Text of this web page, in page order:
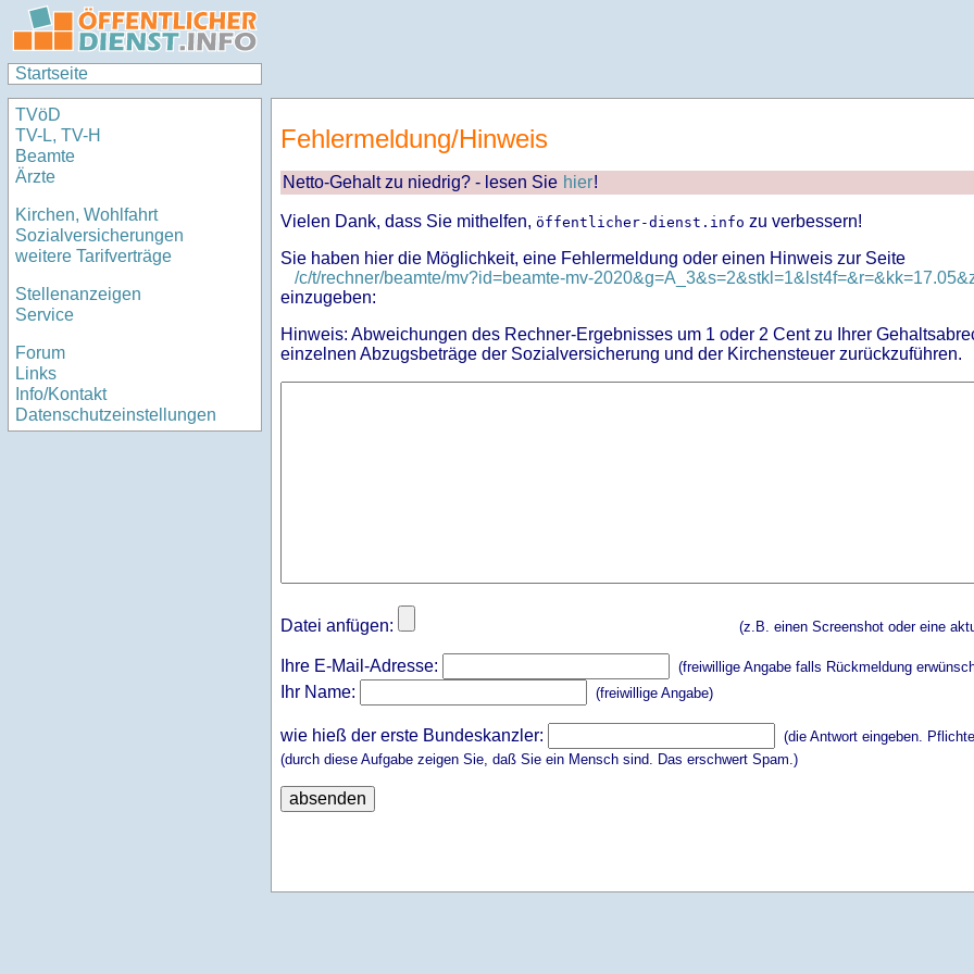
Startseite
TVöD
TV-L, TV-H
Beamte
Ärzte
Kirchen, Wohlfahrt
Sozialversicherungen
weitere Tarifverträge
Stellenanzeigen
Service
Forum
Links
Info/Kontakt
Datenschutzeinstellungen
Fehlermeldung/Hinweis
Netto-Gehalt zu niedrig? - lesen Sie hier!
Vielen Dank, dass Sie mithelfen, öffentlicher-dienst.info zu verbessern!
Sie haben hier die Möglichkeit, eine Fehlermeldung oder einen Hinweis zur Seite
/c/t/rechner/beamte/mv?id=beamte-mv-
einzugeben:
Hinweis: Abweichungen des Rechner-Ergebnisses um 1 oder 2 Cent zu Ihrer
einzelnen Abzugsbeträge der Sozialversicherung und der Kirchensteuer zurückzuführen.
Datei anfügen: (z.B. einen Screenshot oder eine
Ihre E-Mail-Adresse: (freiwillige Angabe falls Rückmeldung
Ihr Name: (freiwillige Angabe)
wie hieß der erste Bundeskanzler:
(die Antwort eingeben.
(durch diese Aufgabe zeigen Sie, daß Sie ein Mensch sind. Das erschwert Spam.)